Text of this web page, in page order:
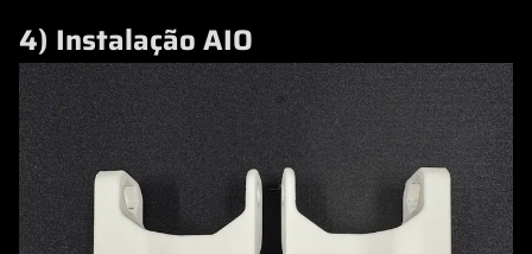
4) Instalação AIO